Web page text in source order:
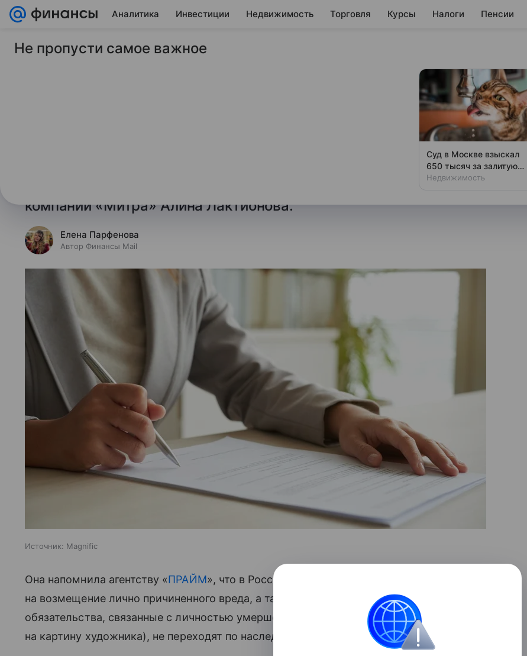
Аналитика Инвестиции Недвижимость Торговля Курсы Налоги Пенсии
19 августа 2025 Финансы Mail
Юрист объяснила, что в России нельзя
По наследству не передаются права и обязанности, неразрывно
связанные с личностью наследодателя, заявила партнер,
компании «Митра» Алина Лактионова.
Елена Парфенова
Автор Финансы Mail
Источник: Magnific
Она напомнила агентству «ПРАЙМ», что в России алиментные обязательства, право
на возмещение лично причиненного вреда, а также неисполненные договорные
обязательства, связанные с личностью умершего (например, незавершенный заказ
на картину художника), не переходят по наследству.
Не пропусти самое важное
Суд в Москве взыскал
650 тысяч за залитую
кошкой квартиру
Недвижимость